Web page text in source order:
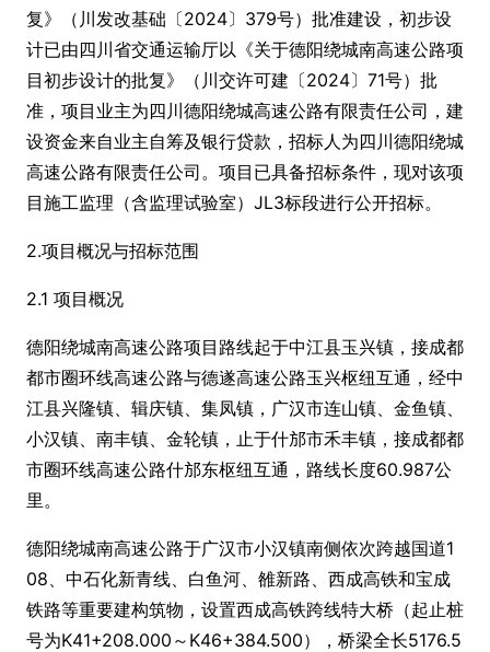
复》（川发改基础〔2024〕379号）批准建设，初步设
计已由四川省交通运输厅以《关于德阳绕城南高速公路项
目初步设计的批复》（川交许可建〔2024〕71号）批
准，项目业主为四川德阳绕城高速公路有限责任公司，建
设资金来自业主自筹及银行贷款，招标人为四川德阳绕城
高速公路有限责任公司。项目已具备招标条件，现对该项
目施工监理（含监理试验室）JL3标段进行公开招标。
2.项目概况与招标范围
2.1 项目概况
德阳绕城南高速公路项目路线起于中江县玉兴镇，接成都
都市圈环线高速公路与德遂高速公路玉兴枢纽互通，经中
江县兴隆镇、辑庆镇、集凤镇，广汉市连山镇、金鱼镇、
小汉镇、南丰镇、金轮镇，止于什邡市禾丰镇，接成都都
市圈环线高速公路什邡东枢纽互通，路线长度60.987公
里。
德阳绕城南高速公路于广汉市小汉镇南侧依次跨越国道1
08、中石化新青线、白鱼河、雒新路、西成高铁和宝成
铁路等重要建构筑物，设置西成高铁跨线特大桥（起止桩
号为K41+208.000～K46+384.500），桥梁全长5176.5